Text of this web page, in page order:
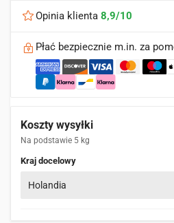
Opinia klienta 8,9/10
Płać bezpiecznie m.in. za
Koszty wysyłki
Na podstawie 5 kg
Kraj docelowy
Holandia